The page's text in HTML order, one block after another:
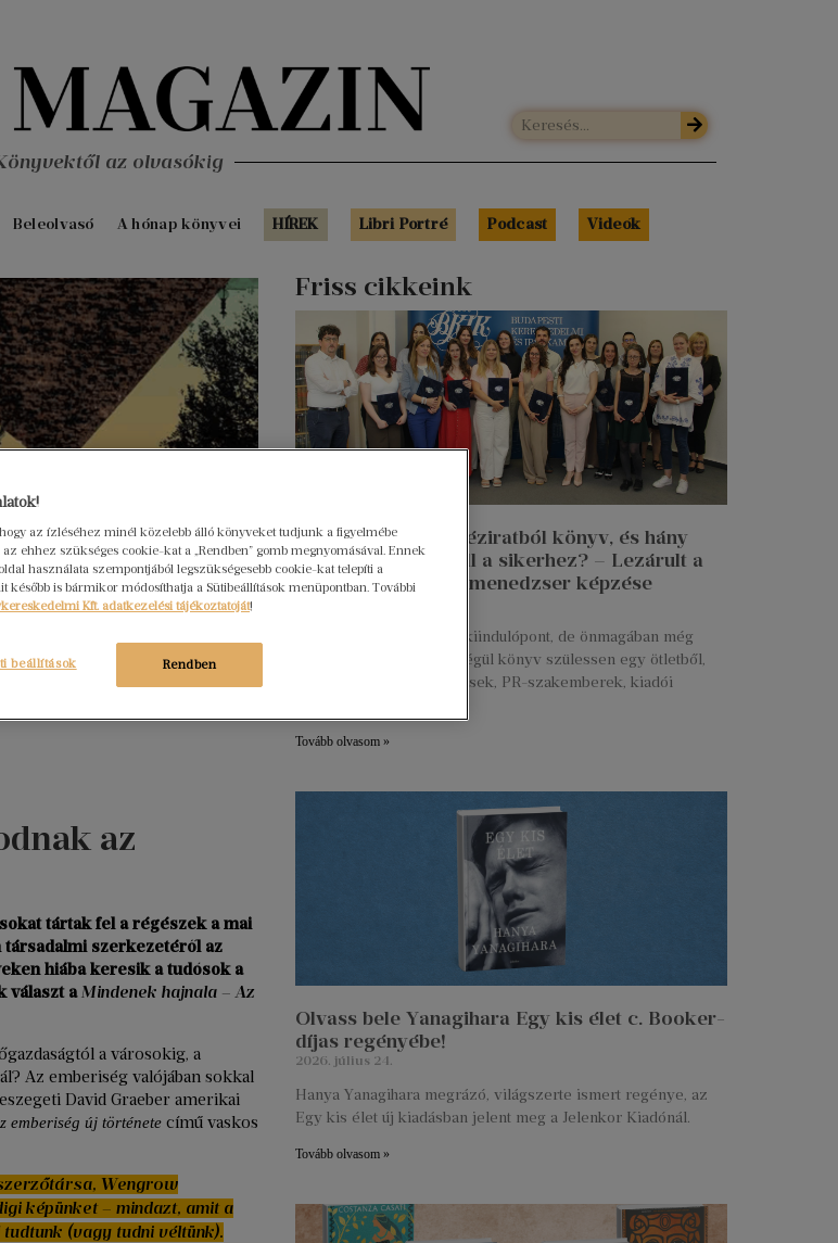
az olvasókig
Beleolvasó A hónap könyvei HÍREK Libri Portré Podcast Videók
az
tártak fel a régészek a mai
szerkezetéről az
hiába keresik a tudósok a
választ aMindenek hajnala – Az
a városokig, a
Az emberiség valójában sokkal
David Graeber amerikai
emberiség új története című vaskos
Wengrow
képünket – mindazt, amit a
(vagy tudni véltünk).
Friss cikkeink
Hogyan lesz egy kéziratból könyv, és hány
ember munkája kell a sikerhez? – Lezárult a
Libri Talent kiadói menedzser képzése
Egy erős kézirat már jó kiindulópont, de önmagában még
nem elég. Ahhoz, hogy végül könyv szülessen egy ötletből,
szerkesztők, marketingesek, PR-szakemberek, kiadói
Tovább olvasom »
Olvass bele Yanagihara Egy kis élet c. Booker-
díjas regényébe!
2026. július 24.
Hanya Yanagihara megrázó, világszerte ismert regénye, az
Egy kis élet új kiadásban jelent meg a Jelenkor Kiadónál.
Tovább olvasom »
az ízléséhez minél közelebb álló könyveket tudjunk a figyelmébe
ehhez szükséges cookie-kat a „Rendben” gomb megnyomásával. Ennek
használata szempontjából legszükségesebb cookie-kat telepíti a
később is bármikor módosíthatja a Sütibeállítások menüpontban. További
Kft. adatkezelési tájékoztatóját!
Rendben
beállítások